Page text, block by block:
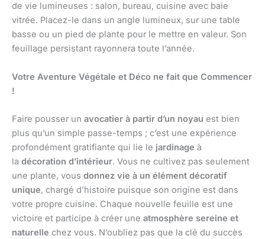
de vie lumineuses : salon, bureau, cuisine avec baie
vitrée. Placez-le dans un angle lumineux, sur une table
basse ou un pied de plante pour le mettre en valeur. Son
feuillage persistant rayonnera toute l’année.
Votre Aventure Végétale et Déco ne fait que Commencer
!
Faire pousser un avocatier à partir d’un noyau est bien
plus qu’un simple passe-temps ; c’est une expérience
profondément gratifiante qui lie le jardinage à
la décoration d’intérieur. Vous ne cultivez pas seulement
une plante, vous donnez vie à un élément décoratif
unique, chargé d’histoire puisque son origine est dans
votre propre cuisine. Chaque nouvelle feuille est une
victoire et participe à créer une atmosphère sereine et
naturelle chez vous. N’oubliez pas que la clé du succès